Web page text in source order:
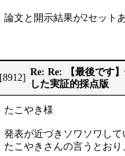
論文と開示結果が2セット
[8912]
Re: Re: 【最後です
した実証的採点版
たこやき様
発表が近づきソワソワし
たこやきさんの言うとお